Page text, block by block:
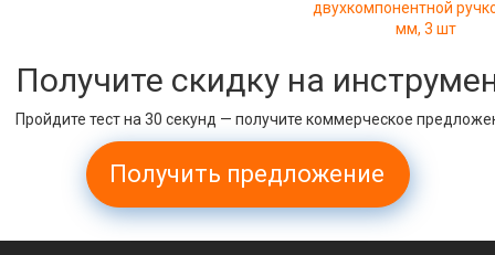
двухкомпонентной
мм, 3 шт
Получите скидку на
Пройдите тест на 30 секунд — получите коммерческое
Получить предложение